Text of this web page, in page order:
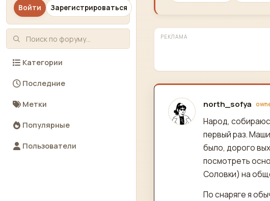
Войти Зарегистрироваться
Категории
Последние
Метки
Популярные
Пользователи
РЕКЛАМА
north_sofya
Народ,
первый раз.
было, дорого
посмотреть
Соловки) на
По снаряге я